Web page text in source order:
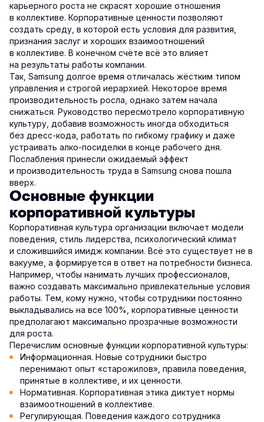
карьерного роста не скрасят хорошие отношения
в коллективе. Корпоративные ценности позволяют
создать среду, в которой есть условия для развития,
признания заслуг и хороших взаимоотношений
в коллективе. В конечном счёте всё это влияет
на результаты работы компании.
Так, Samsung долгое время отличалась жёстким типом
управления и строгой иерархией. Некоторое время
производительность росла, однако затем начала
снижаться. Руководство пересмотрело корпоративную
культуру, добавив возможность иногда обходиться
без дресс-кода, работать по гибкому графику и даже
устраивать алко-посиделки в конце рабочего дня.
Послабления принесли ожидаемый эффект
и производительность труда в Samsung снова пошла
вверх.
Основные функции
корпоративной культуры
Корпоративная культура организации включает модели
поведения, стиль лидерства, психологический климат
и сложившийся имидж компании. Всё это существует не в
вакууме, а формируется в ответ на потребности бизнеса.
Например, чтобы нанимать лучших профессионалов,
важно создавать максимально привлекательные условия
работы. Тем, кому нужно, чтобы сотрудники постоянно
выкладывались на все 100%, корпоративные ценности
предполагают максимально прозрачные возможности
для роста.
Перечислим основные функции корпоративной культуры:
Информационная. Новые сотрудники быстро
перенимают опыт «старожилов», правила поведения,
принятые в коллективе, и их ценности.
Нормативная. Корпоративная этика диктует нормы
взаимоотношений в коллективе.
Регулирующая. Поведения каждого сотрудника